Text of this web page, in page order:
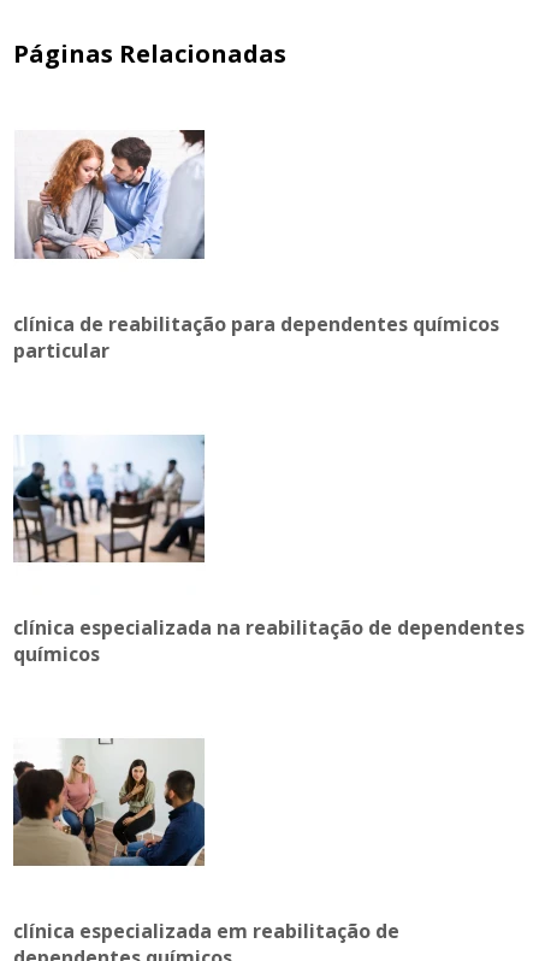
Páginas Relacionadas
clínica de reabilitação para dependentes químicos
particular
clínica especializada na reabilitação de dependentes
químicos
clínica especializada em reabilitação de